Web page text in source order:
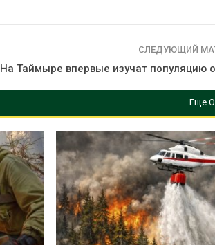
СЛЕДУЮЩИЙ
На Таймыре впервые изучат популяцию
Еще